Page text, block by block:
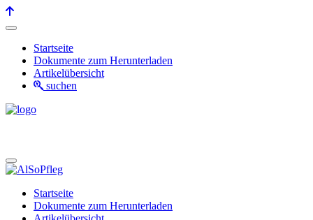
Startseite
Dokumente zum Herunterladen
Artikelübersicht
suchen
Startseite
Dokumente zum Herunterladen